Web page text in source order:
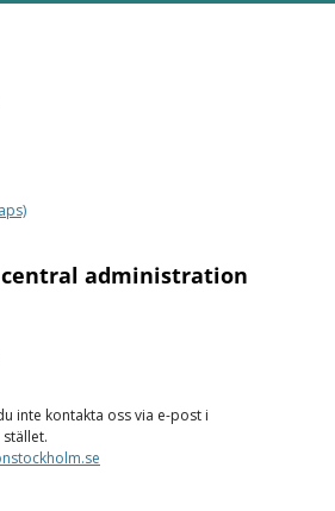
central administration
inte kontakta oss via e-post i